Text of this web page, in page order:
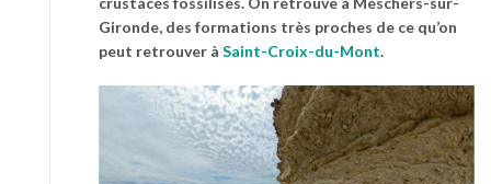
Gironde, des formations très proches de ce qu’on
peut retrouver à Saint-Croix-du-Mont.